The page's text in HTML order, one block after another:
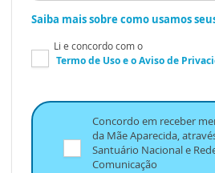
Saiba mais sobre como usamos
Li e concordo com o
Termo de Usoe oAviso de
Concordo em receber
da Mãe Aparecida,
Santuário Nacional e
Comunicação